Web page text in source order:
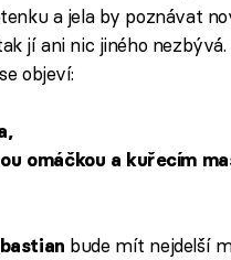
a jela by poznávat
jí ani nic jiného
objeví:
omáčkou a kuřecím
bude mít nejdelší